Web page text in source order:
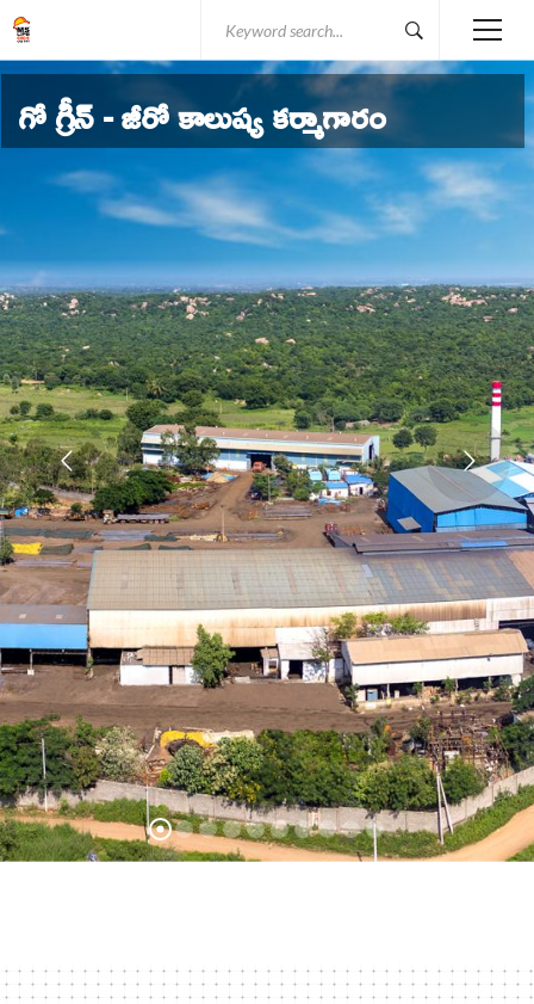
for:
గో గ్రీన్ - జీరో కాలుష్య కర్మాగారం